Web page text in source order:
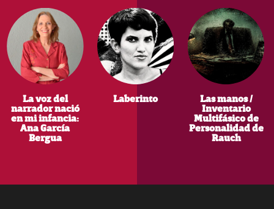
La voz del
narrador nació
en mi infancia:
Ana García
Bergua
Laberinto
Las manos /
Inventario
Multifásico de
Personalidad de
Rauch